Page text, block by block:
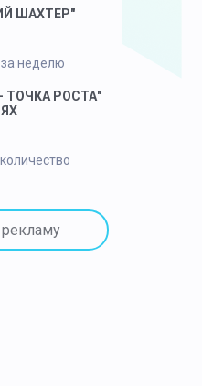
ШАХТЕР"
неделю
ТОЧКА РОСТА"